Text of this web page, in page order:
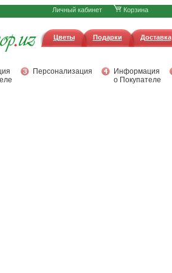
Личный кабинет Корзина
Цветы Подарки Доставка
Персонализация
Информация
о Покупателе